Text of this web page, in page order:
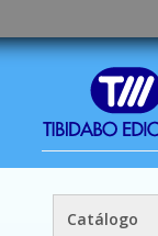
Catálogo